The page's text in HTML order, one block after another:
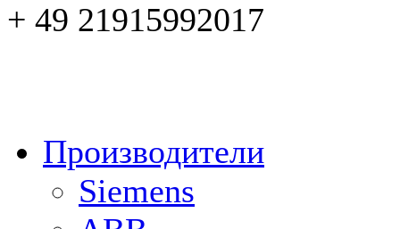
+ 49 21915992017
Производители
Siemens